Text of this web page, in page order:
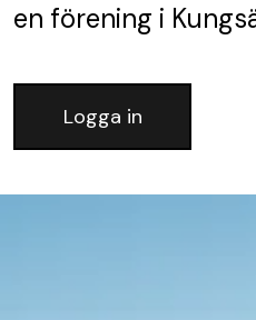
en förening i
Logga in